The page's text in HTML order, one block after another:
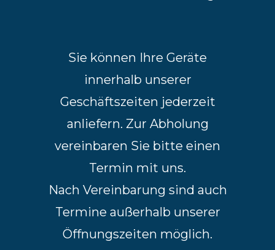
Sie können Ihre Geräte
innerhalb unserer
Geschäftszeiten jederzeit
anliefern. Zur Abholung
vereinbaren Sie bitte einen
Termin mit uns.
Nach Vereinbarung sind auch
Termine außerhalb unserer
Öffnungszeiten möglich.